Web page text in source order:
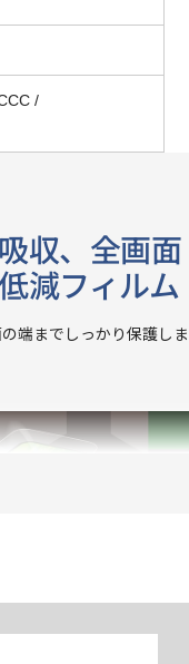
/
収、全画面
減フィルム
端までしっかり保護しま